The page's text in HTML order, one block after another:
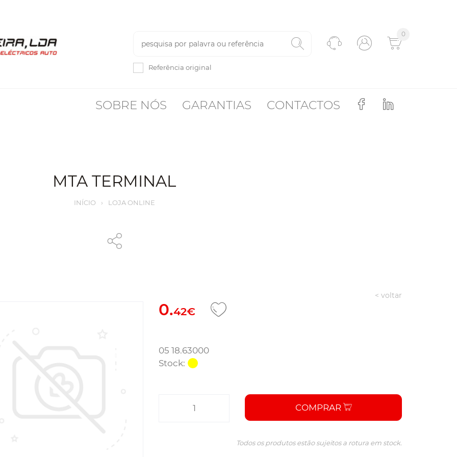
Referência original
0
SOBRE NÓS GARANTIAS CONTACTOS
MTA TERMINAL
INÍCIO › LOJA ONLINE
< voltar
0.42€
05 18.63000
Stock:
COMPRAR
Todos os produtos estão sujeitos a rotura em stock.